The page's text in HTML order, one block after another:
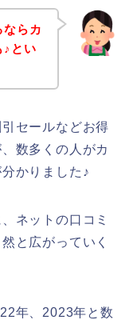
らカ
♪とい
セールなどお得
数多くの人がカ
かりました♪
ネットの口コミ
と広がっていく
年、2023年と数